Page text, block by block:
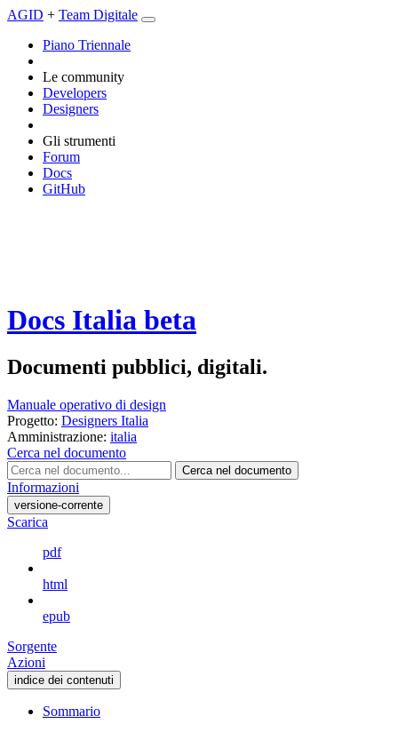
AGID + Team Digitale
Piano Triennale
Le community
Developers
Designers
Gli strumenti
Forum
Docs
GitHub
Docs Italia beta
Documenti pubblici, digitali.
Manuale operativo di design
Progetto: Designers Italia
Amministrazione: italia
Cerca nel documento
Cerca nel documento
Informazioni
versione-corrente
Scarica
pdf
html
epub
Sorgente
Azioni
indice dei contenuti
Sommario